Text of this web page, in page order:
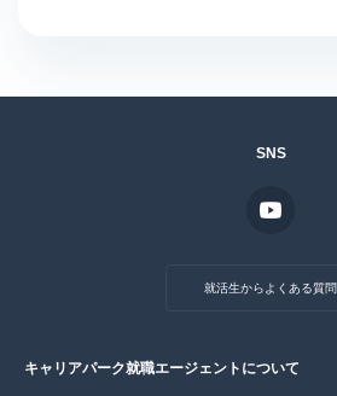
SNS
就活生からよくある質問
キャリアパーク就職エージェントについて